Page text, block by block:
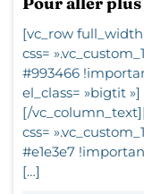
[vc_row
css=
#993466
el_class= »bigtit
[/
css=
#e1e3e7
[…]